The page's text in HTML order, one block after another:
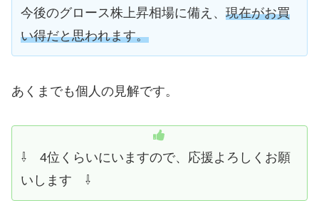
今後のグロース株上昇相場に備え、 現在がお買
い得だと思われます。
あくまでも個人の見解です。
⇩ 4位くらいにいますので、応援よろしくお願
いします ⇩